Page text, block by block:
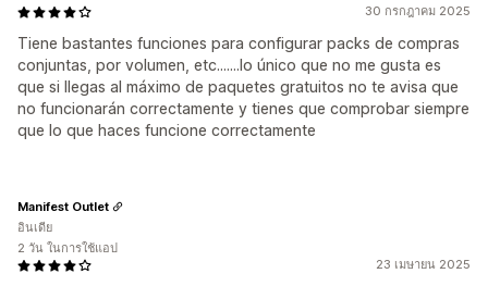
30 กรกฎาคม 2025
Tiene bastantes funciones para configurar packs de compras
conjuntas, por volumen, etc.......lo único que no me gusta es
que si llegas al máximo de paquetes gratuitos no te avisa que
no funcionarán correctamente y tienes que comprobar siempre
que lo que haces funcione correctamente
23 เมษายน 2025
Manifest Outlet
อินเดีย
2 วัน ในการใช้แอป